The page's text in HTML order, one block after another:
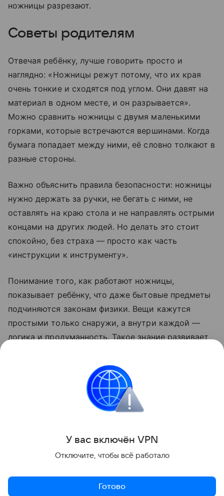
ножницы разрезают.
Советы родителям
Отвечая ребёнку, лучше говорить просто и
наглядно: «Ножницы режут потому, что их края
очень тонкие и сходятся под углом. Они давят на
материал в одном месте, и он разрывается».
Можно сравнить ножницы с двумя маленькими
горками, которые встречаются вершинами. Когда
бумага попадает между ними, её словно толкают в
разные стороны.
Важно объяснить правила безопасности: ножницы
нужно держать за ручки, не бегать с ними, не
оставлять на краю стола и не направлять острыми
концами на других людей. Но делать это стоит
спокойно, без страха — просто как часть
«инструкции к инструменту».
Понимание того, как работают ножницы,
показывает ребёнку, что даже бытовые предметы
подчиняются законам физики. Вещи кажутся
простыми только снаружи, а внутри каждой —
логика и продуманность. Такое знание развивает
замечать, что техника, инструменты и предметы
вокруг созданы людьми и работают по понятным
Поделиться
У вас включён VPN
Отключите, чтобы всё работало
Готово